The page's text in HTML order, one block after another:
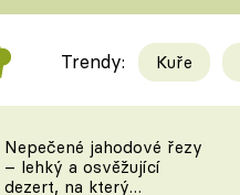
Videorecepty
TEĎ VAŘÍ ŠÉF!
Trendy: Kuře
Nepečené jahodové řezy
– lehký a osvěžující
dezert, na který